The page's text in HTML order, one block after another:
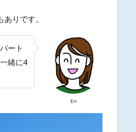
りです。
Eri
ート
緒に4